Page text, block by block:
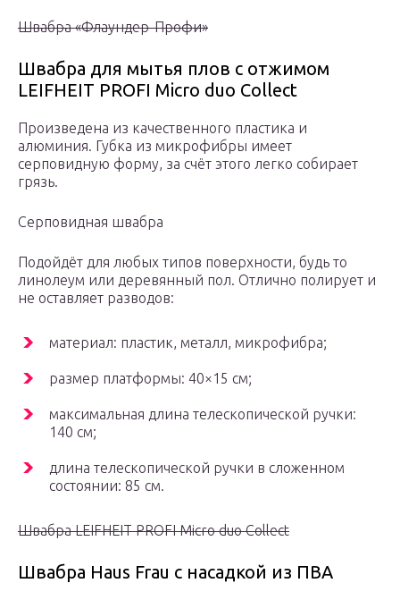
Швабра «Флаундер-Профи»
Швабра для мытья плов с отжимом
LEIFHEIT PROFI Micro duo Collect
Произведена из качественного пластика и
алюминия. Губка из микрофибры имеет
серповидную форму, за счёт этого легко собирает
грязь.
Серповидная швабра
Подойдёт для любых типов поверхности, будь то
линолеум или деревянный пол. Отлично полирует и
не оставляет разводов:
материал: пластик, металл, микрофибра;
размер платформы: 40×15 см;
максимальная длина телескопической ручки:
140 см;
длина телескопической ручки в сложенном
состоянии: 85 см.
Швабра LEIFHEIT PROFI Micro duo Collect
Швабра Haus Frau c насадкой из ПВА